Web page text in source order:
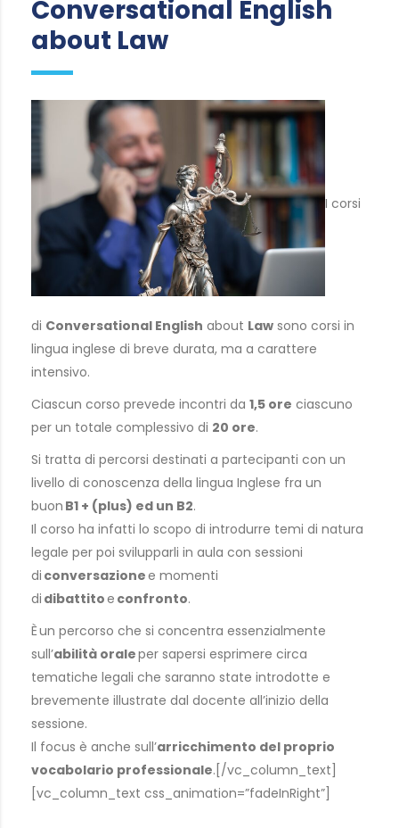
Conversational English
about Law
I corsi
di Conversational English about Law sono corsi in
lingua inglese di breve durata, ma a carattere
intensivo.
Ciascun corso prevede incontri da 1,5 ore ciascuno
per un totale complessivo di 20 ore.
Si tratta di percorsi destinati a partecipanti con un
livello di conoscenza della lingua Inglese fra un
buon B1 + (plus) ed un B2.
Il corso ha infatti lo scopo di introdurre temi di natura
legale per poi svilupparli in aula con sessioni
di conversazionee momenti
di dibattitoe confronto.
Èun percorso che si concentra essenzialmente
sull’abilità oraleper sapersi esprimere circa
tematiche legali che saranno state introdotte e
brevemente illustrate dal docente all’inizio della
sessione.
Il focus è anche sull’arricchimento del proprio
vocabolario professionale.[/vc_column_text]
[vc_column_text css_animation=”fadeInRight”]